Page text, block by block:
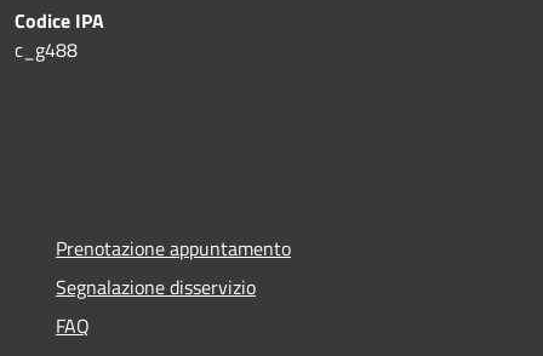
Codice IPA
c_g488
Prenotazione appuntamento
Segnalazione disservizio
FAQ